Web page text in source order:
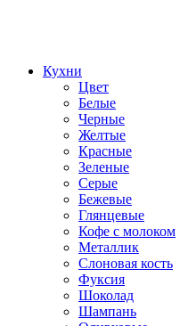
Кухни
Цвет
Белые
Черные
Желтые
Красные
Зеленые
Серые
Бежевые
Глянцевые
Кофе с молоком
Металлик
Слоновая кость
Фуксия
Шоколад
Шампань